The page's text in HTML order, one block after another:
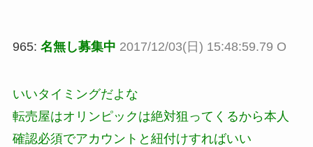
965: 名無し募集中 2017/12/03(日) 15:48:59.79 O
いいタイミングだよな
転売屋はオリンピックは絶対狙ってくるから本人
確認必須でアカウントと紐付けすればいい